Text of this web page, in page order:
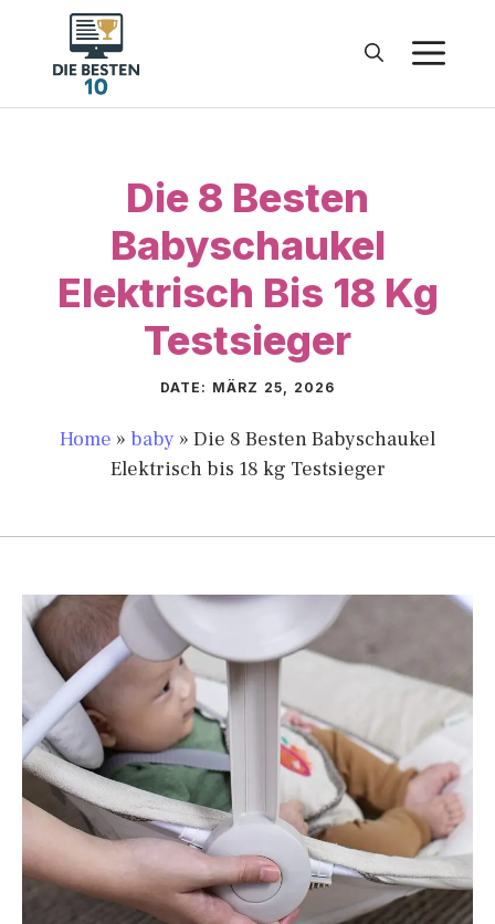
springen
Die 8 Besten
Babyschaukel
Elektrisch Bis 18 Kg
Testsieger
DATE: MÄRZ 25, 2026
Home » baby » Die 8 Besten Babyschaukel
Elektrisch bis 18 kg Testsieger